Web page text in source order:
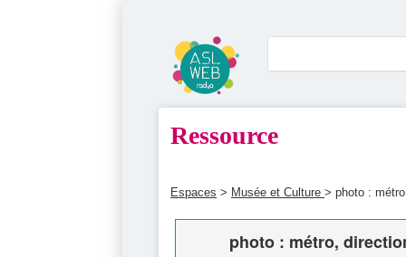
Ressource
Espaces > Musée et Culture > photo :
photo : métro,